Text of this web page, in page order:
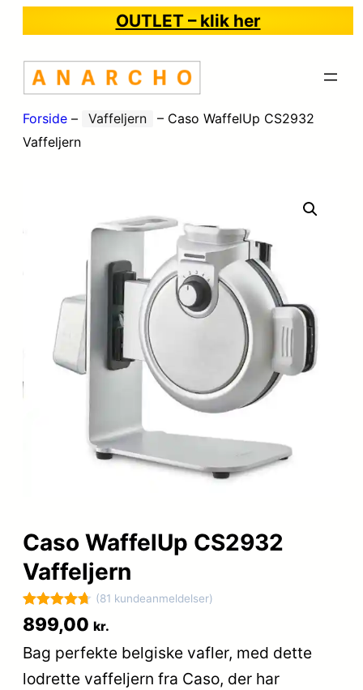
OUTLET – klik her
Forside – Vaffeljern – Caso WaffelUp CS2932
Vaffeljern
Caso WaffelUp CS2932
Vaffeljern
Bedømt
4.7
ud af 5
baseret på
81
(81 kundeanmeldelser)
899,00 kr.
Bag perfekte belgiske vafler, med dette
lodrette vaffeljern fra Caso, der har